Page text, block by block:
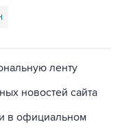
ленту
новостей сайта
в официальном